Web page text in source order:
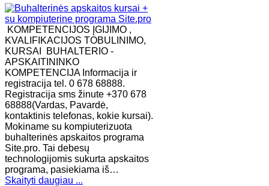
KOMPETENCIJOS ĮGIJIMO ,
KVALIFIKACIJOS TOBULINIMO,
KURSAI BUHALTERIO -
APSKAITININKO
KOMPETENCIJA Informacija ir
registracija tel. 0 678 68888.
Registracija sms žinute +370 678
68888(Vardas, Pavardė,
kontaktinis telefonas, kokie kursai).
Mokiname su kompiuterizuota
buhalterinės apskaitos programa
Site.pro. Tai debesų
technologijomis sukurta apskaitos
programa, pasiekiama iš…
Skaityti daugiau ...